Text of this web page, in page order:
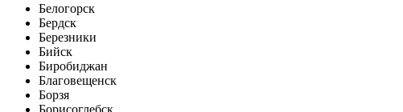
Белогорск
Бердск
Березники
Бийск
Биробиджан
Благовещенск
Борзя
Борисоглебск